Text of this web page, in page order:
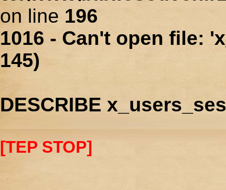
on line 196
1016 - Can't open file:
145)
DESCRIBE
[TEP STOP]